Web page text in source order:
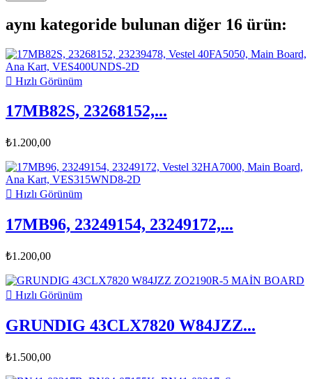
aynı kategoride bulunan diğer 16 ürün:
 Hızlı Görünüm
17MB82S, 23268152,...
₺1.200,00
 Hızlı Görünüm
17MB96, 23249154, 23249172,...
₺1.200,00
 Hızlı Görünüm
GRUNDIG 43CLX7820 W84JZZ...
₺1.500,00